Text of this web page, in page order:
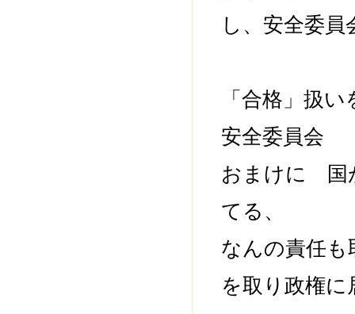
し、安全委
「合格」扱
安全委員会
おまけに 国
てる、
なんの責任
を取り政権